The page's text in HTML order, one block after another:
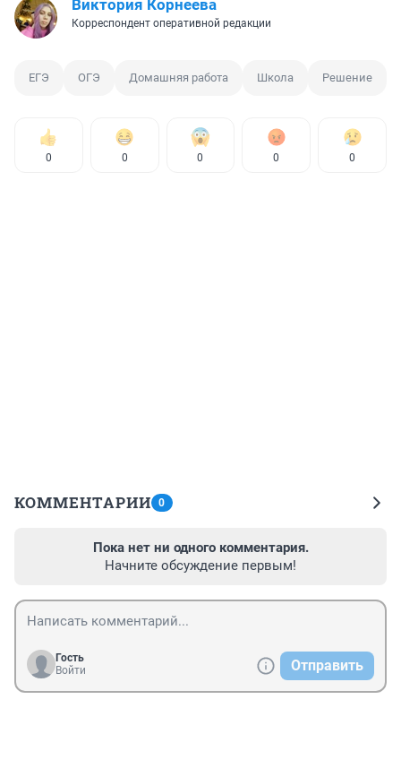
Виктория Корнеева
Корреспондент оперативной редакции
ЕГЭ ОГЭ Домашняя работа Школа Решение
0 0 0 0 0
КОММЕНТАРИИ 0
Пока нет ни одного комментария.
Начните обсуждение первым!
Гость
Войти
Отправить